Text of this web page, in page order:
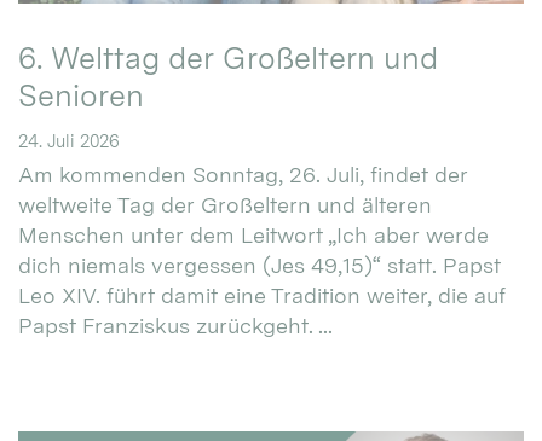
6. Welttag der Großeltern und
Senioren
24. Juli 2026
Am kommenden Sonntag, 26. Juli, findet der
weltweite Tag der Großeltern und älteren
Menschen unter dem Leitwort „Ich aber werde
dich niemals vergessen (Jes 49,15)“ statt. Papst
Leo XIV. führt damit eine Tradition weiter, die auf
Papst Franziskus zurückgeht. ...